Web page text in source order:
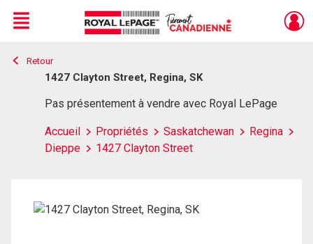
Live
En Direct
Menu
Retour
1427 Clayton Street, Regina, SK
Pas présentement à vendre avec Royal LePage
Accueil Propriétés Saskatchewan
Regina
Dieppe
1427 Clayton Street